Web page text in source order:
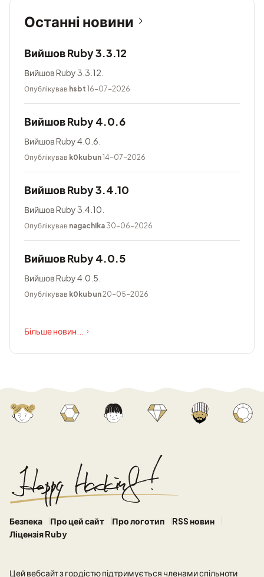
Останні новини
Вийшов Ruby 3.3.12
Вийшов Ruby 3.3.12.
Опублікував hsbt 16-07-2026
Вийшов Ruby 4.0.6
Вийшов Ruby 4.0.6.
Опублікував k0kubun14-07-2026
Вийшов Ruby 3.4.10
Вийшов Ruby 3.4.10.
Опублікував nagachika 30-06-2026
Вийшов Ruby 4.0.5
Вийшов Ruby 4.0.5.
Опублікував k0kubun20-05-2026
Більше новин...
Безпека Про цей сайт Про логотип
RSS новин
Ліцензія Ruby
Цей вебсайтз гордістю підтримується членами спільноти